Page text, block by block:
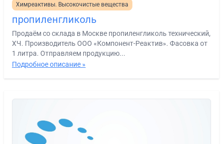
Химреактивы. Высокочистые вещества
пропиленгликоль
Продаём со склада в Москве пропиленгликоль технический,
ХЧ. Производитель ООО «Компонент-Реактив». Фасовка от
1 литра. Отправляем продукцию...
Подробное описание »